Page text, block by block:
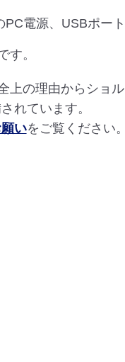
電源、USBポート
す。
上の理由からショル
れています。
いをご覧ください。